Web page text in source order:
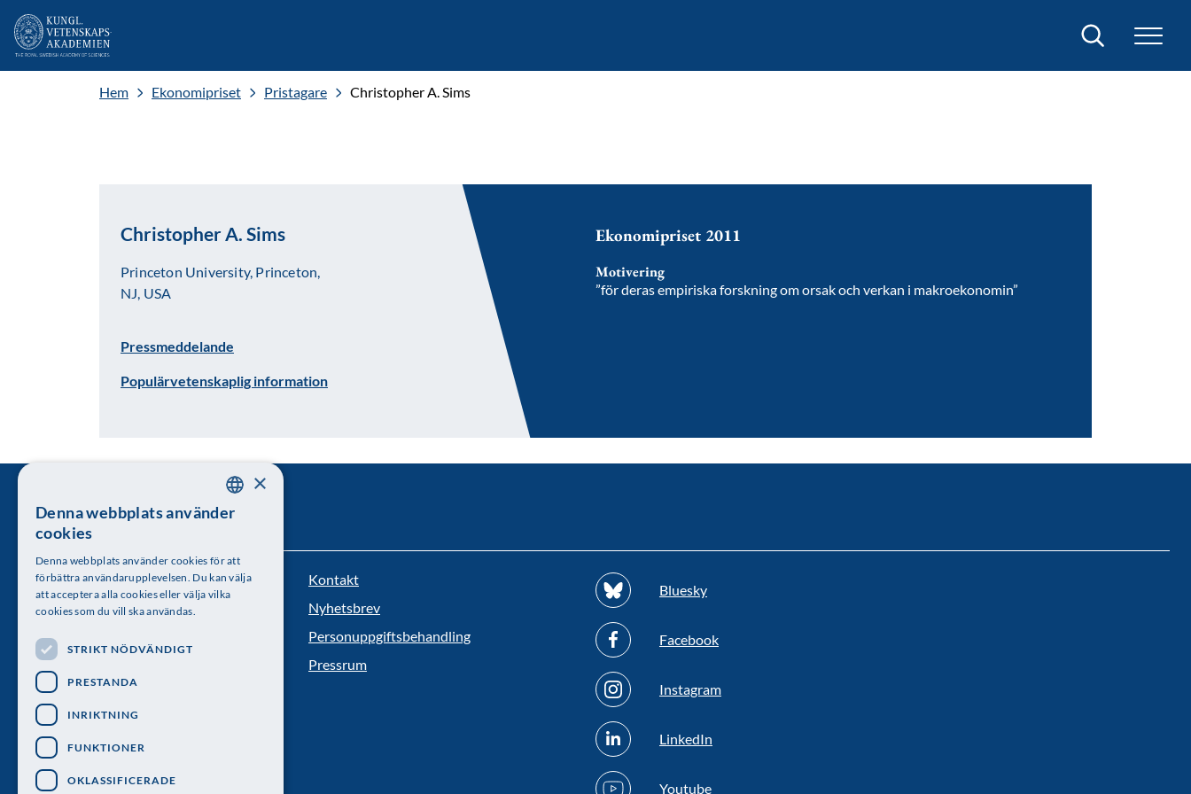
Sök
Hem Ekonomipriset Pristagare Christopher A. Sims
Christopher A. Sims
Princeton University, Princeton,
NJ, USA
Ekonomipriset 2011
Motivering
”för deras empiriska forskning om orsak och verkan i makroekonomin”
Pressmeddelande
Populärvetenskaplig information
Kungl. Vetenskapsakademien
Besöksadress: Lilla Frescativägen 4A
Telefon: 08-673 95 00
Kontakt
Nyhetsbrev
Personuppgiftsbehandling
Pressrum
Bluesky
Facebook
Instagram
LinkedIn
Youtube
SWEDISH
×
Denna webbplats använder
cookies
Denna webbplats använder cookies för att
förbättra användarupplevelsen. Du kan välja
att acceptera alla cookies eller välja vilka
cookies som du vill ska användas.
STRIKT NÖDVÄNDIGT
PRESTANDA
INRIKTNING
FUNKTIONER
OKLASSIFICERADE